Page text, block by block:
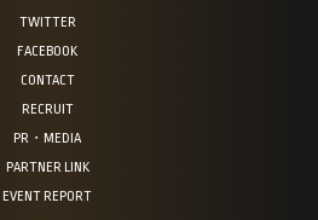
TWITTER
FACEBOOK
CONTACT
RECRUIT
PR・MEDIA
PARTNER LINK
EVENT REPORT